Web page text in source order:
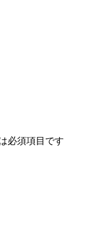
必須項目です